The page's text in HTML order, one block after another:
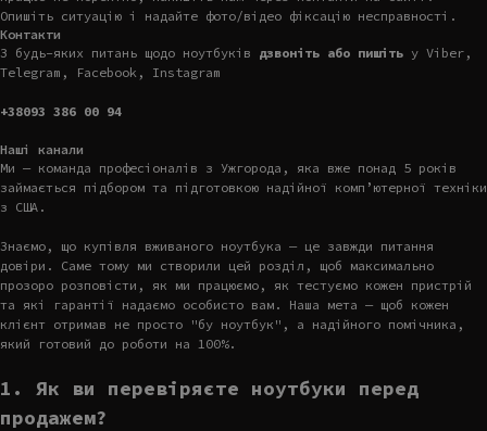
Опишіть ситуацію і надайте фото/відео фіксацію несправності.
Контакти
З будь-яких питань щодо ноутбуків дзвоніть або пишіть у Viber,
Telegram, Facebook, Instagram
+38093 386 00 94
Наші канали
Ми — команда професіоналів з Ужгорода, яка вже понад 5 років
займається підбором та підготовкою надійної комп’ютерної техніки
з США.
Знаємо, що купівля вживаного ноутбука — це завжди питання
довіри. Саме тому ми створили цей розділ, щоб максимально
прозоро розповісти, як ми працюємо, як тестуємо кожен пристрій
та які гарантії надаємо особисто вам. Наша мета — щоб кожен
клієнт отримав не просто "бу ноутбук", а надійного помічника,
який готовий до роботи на 100%.
1. Як ви перевіряєте ноутбуки перед
продажем?